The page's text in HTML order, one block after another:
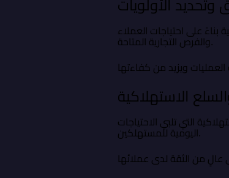
وتحديد الأولويات
بناءً على احتياجات العملاء
والفرص التجارية المتاحة.
الاستهلاكية
التي تلبي الاحتياجات
اليومية للمستهلكين.